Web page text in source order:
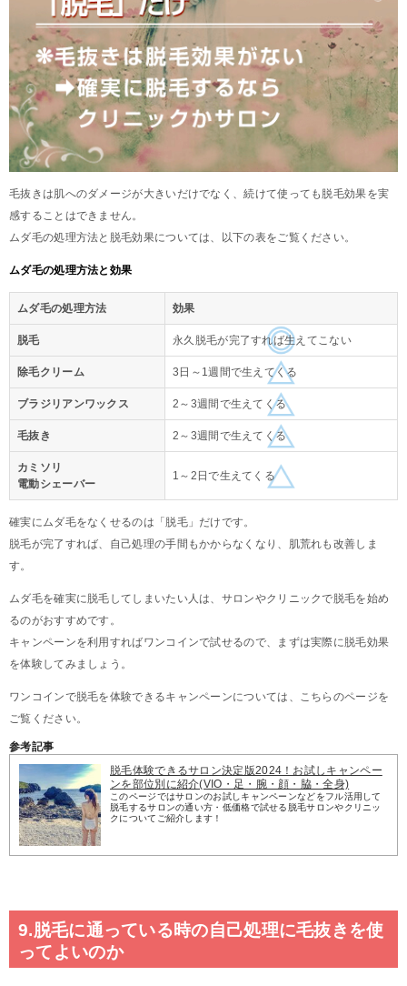
毛抜きは肌へのダメージが大きいだけでなく、続けて使っても脱毛効果を実
感することはできません。
ムダ毛の処理方法と脱毛効果については、以下の表をご覧ください。
ムダ毛の処理方法と効果
ムダ毛の処理方法 効果
脱毛 永久脱毛が完了すれば生えてこない
除毛クリーム 3日～1週間で生えてくる
ブラジリアンワックス 2～3週間で生えてくる
毛抜き 2～3週間で生えてくる
カミソリ
電動シェーバー
1～2日で生えてくる
確実にムダ毛をなくせるのは「脱毛」だけです。
脱毛が完了すれば、自己処理の手間もかからなくなり、肌荒れも改善しま
す。
ムダ毛を確実に脱毛してしまいたい人は、サロンやクリニックで脱毛を始め
るのがおすすめです。
キャンペーンを利用すればワンコインで試せるので、まずは実際に脱毛効果
を体験してみましょう。
ワンコインで脱毛を体験できるキャンペーンについては、こちらのページを
ご覧ください。
参考記事
脱毛体験できるサロン決定版2024！お試しキャンペー
ンを部位別に紹介(VIO・足・腕・顔・脇・全身)
このページではサロンのお試しキャンペーンなどをフル活用して
脱毛するサロンの通い方・低価格で試せる脱毛サロンやクリニッ
クについてご紹介します！
9.脱毛に通っている時の自己処理に毛抜きを使
ってよいのか